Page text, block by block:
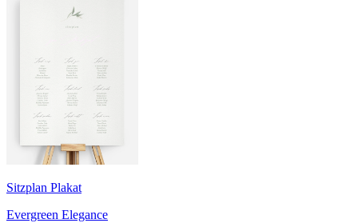
Sitzplan Plakat
Evergreen Elegance